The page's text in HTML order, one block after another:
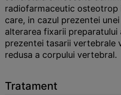
radiofarmaceutic osteotrop
care, in cazul prezentei
alterarea fixarii
prezentei tasarii vertebrale
redusa a corpului vertebral.
Tratament